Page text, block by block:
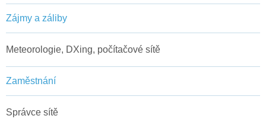
Zájmy a záliby
Meteorologie, DXing, počítačové sítě
Zaměstnání
Správce sítě